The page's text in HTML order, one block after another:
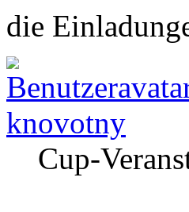
die
knovotny
Cup-